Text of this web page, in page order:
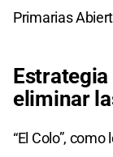
Primarias
eliminar
“El Colo”,